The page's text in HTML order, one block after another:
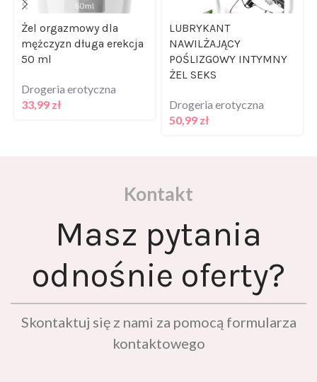
Żel orgazmowy dla
mężczyzn długa erekcja
50 ml
Drogeria erotyczna
33,99 zł
LUBRYKANT
NAWILŻAJĄCY
POŚLIZGOWY INTYMNY
ŻEL SEKS
Drogeria erotyczna
50,99 zł
Kontakt
Masz pytania
odnośnie oferty?
Skontaktuj się z nami za pomocą formularza
kontaktowego